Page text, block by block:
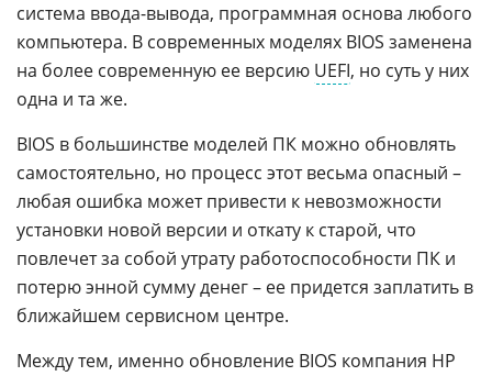
система ввода-вывода, программная основа любого
компьютера. В современных моделях BIOS заменена
на более современную ее версию UEFI, но суть у них
одна и та же.
BIOS в большинстве моделей ПК можно обновлять
самостоятельно, но процесс этот весьма опасный –
любая ошибка может привести к невозможности
установки новой версии и откату к старой, что
повлечет за собой утрату работоспособности ПК и
потерю энной сумму денег – ее придется заплатить в
ближайшем сервисном центре.
Между тем, именно обновление BIOS компания HP